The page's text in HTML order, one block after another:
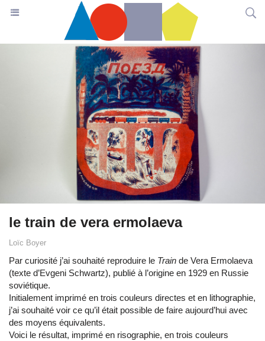
le train de vera ermolaeva
Loïc Boyer
Par curiosité j’ai souhaité reproduire le Train de Vera Ermolaeva
(texte d’Evgeni Schwartz), publié à l’origine en 1929 en Russie
soviétique.
Initialement imprimé en trois couleurs directes et en lithographie,
j’ai souhaité voir ce qu’il était possible de faire aujourd’hui avec
des moyens équivalents.
Voici le résultat, imprimé en risographie, en trois couleurs